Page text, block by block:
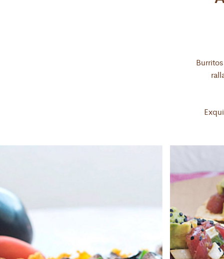
Una
Con nuestro maíz rallado puedes